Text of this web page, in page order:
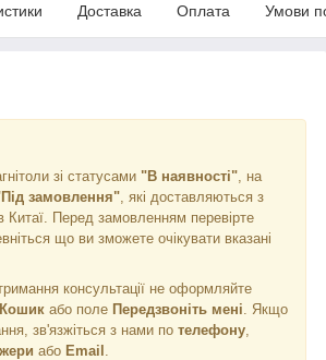
Доставка Оплата Умови
зі статусами "В наявності" , на
замовлення" , які доставляються з
Китаї. Перед замовленням перевірте
що ви зможете очікувати вказані
консультації не оформляйте
Кошик або поле Передзвоніть мені . Якщо
зв'язжіться з нами по телефону
або Email